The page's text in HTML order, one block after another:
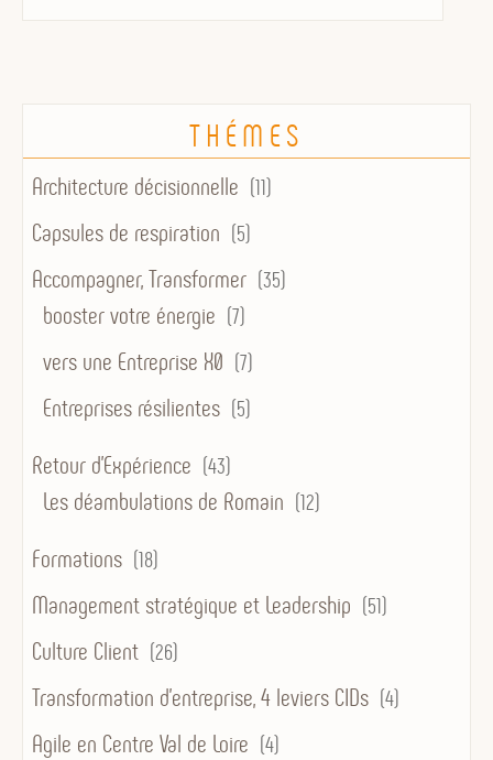
THÉMES
Architecture décisionnelle (11)
Capsules de respiration (5)
Accompagner, Transformer (35)
booster votre énergie (7)
vers une Entreprise X0 (7)
Entreprises résilientes (5)
Retour d'Expérience (43)
Les déambulations de Romain (12)
Formations (18)
Management stratégique et Leadership (51)
Culture Client (26)
Transformation d’entreprise, 4 leviers CIDs (4)
Agile en Centre Val de Loire (4)